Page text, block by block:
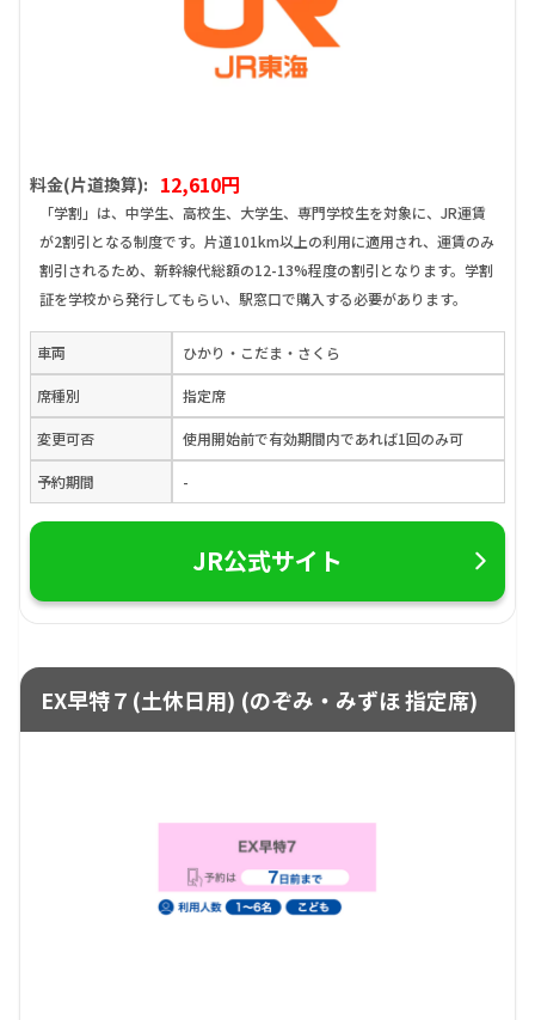
料金(片道換算): 12,610円
「学割」は、中学生、高校生、大学生、専門学校生を対象に、JR運賃
が2割引となる制度です。片道101km以上の利用に適用され、運賃のみ
割引されるため、新幹線代総額の12-13%程度の割引となります。学割
証を学校から発行してもらい、駅窓口で購入する必要があります。
車両 ひかり・こだま・さくら
席種別 指定席
変更可否 使用開始前で有効期間内であれば1回のみ可
予約期間 -
JR公式サイト
EX早特７(土休日用) (のぞみ・みずほ 指定席)